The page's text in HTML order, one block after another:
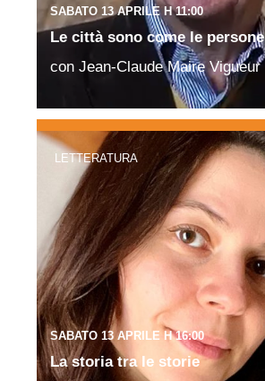
SABATO 13 APRILE H 11:00
Le città sono come le persone
con Jean-Claude Maire Vigueur
LETTERATURA
SABATO 13 APRILE H 16:00
La storia tra le storie